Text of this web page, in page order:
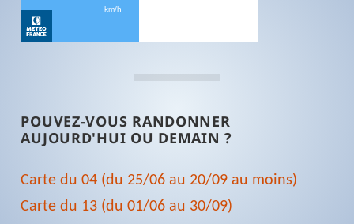
POUVEZ-VOUS RANDONNER
AUJOURD'HUI OU DEMAIN ?
Carte du 04 (du 25/06 au 20/09 au moins)
Carte du 13 (du 01/06 au 30/09)